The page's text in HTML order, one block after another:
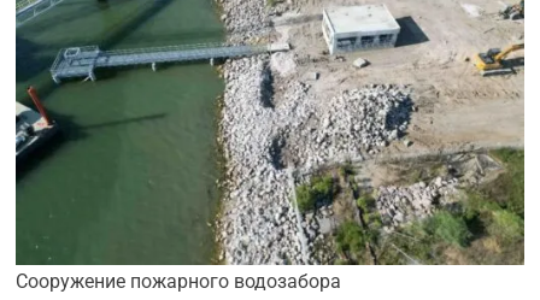
Сооружение пожарного водозабора